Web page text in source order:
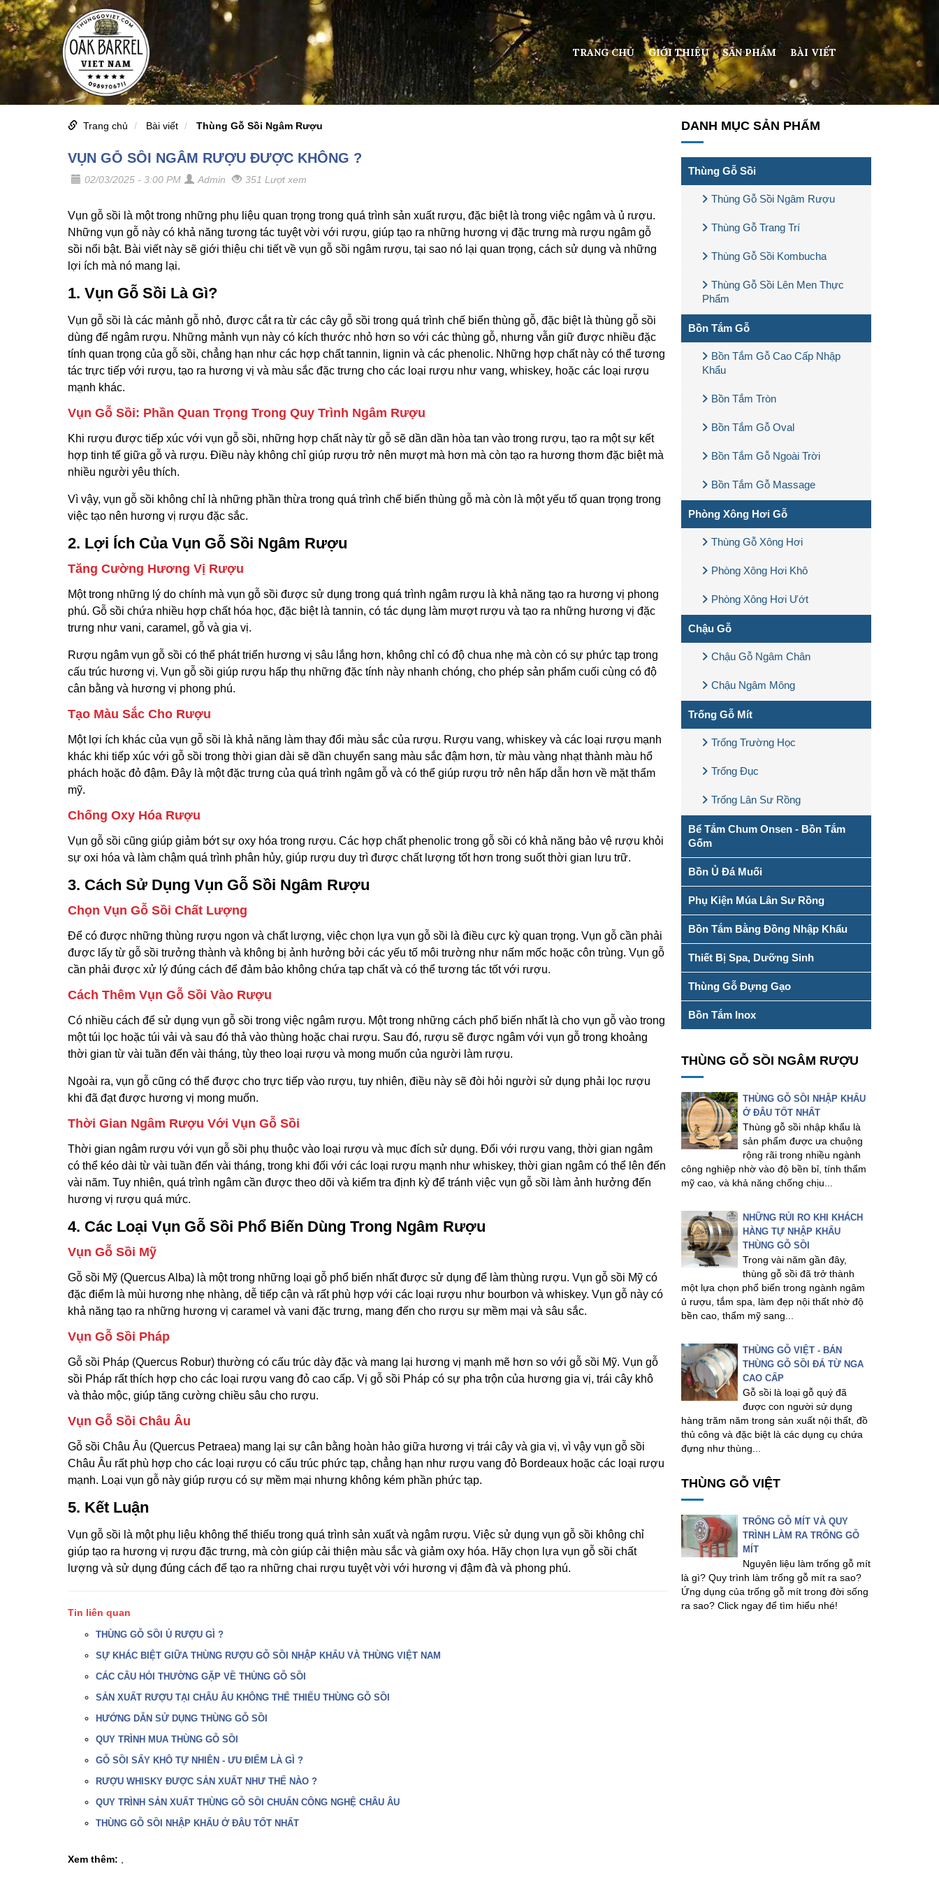
TRANG CHỦ GIỚI THIỆU SẢN PHẨM BÀI VIẾT
Trang chủ Bài viết Thùng Gỗ Sồi Ngâm Rượu
VỤN GỖ SỒI NGÂM RƯỢU ĐƯỢC KHÔNG ?
02/03/2025 - 3:00 PM Admin 351 Lượt xem
Vụn gỗ sồi là một trong những phụ liệu quan trọng trong quá trình sản xuất rượu, đặc biệt là trong việc ngâm và ủ rượu.
Những vụn gỗ này có khả năng tương tác tuyệt vời với rượu, giúp tạo ra những hương vị đặc trưng mà rượu ngâm gỗ
sồi nổi bật. Bài viết này sẽ giới thiệu chi tiết về vụn gỗ sồi ngâm rượu, tại sao nó lại quan trọng, cách sử dụng và những
lợi ích mà nó mang lại.
1. Vụn Gỗ Sồi Là Gì?
Vụn gỗ sồi là các mảnh gỗ nhỏ, được cắt ra từ các cây gỗ sồi trong quá trình chế biến thùng gỗ, đặc biệt là thùng gỗ sồi
dùng để ngâm rượu. Những mảnh vụn này có kích thước nhỏ hơn so với các thùng gỗ, nhưng vẫn giữ được nhiều đặc
tính quan trọng của gỗ sồi, chẳng hạn như các hợp chất tannin, lignin và các phenolic. Những hợp chất này có thể tương
tác trực tiếp với rượu, tạo ra hương vị và màu sắc đặc trưng cho các loại rượu như vang, whiskey, hoặc các loại rượu
mạnh khác.
Vụn Gỗ Sồi: Phần Quan Trọng Trong Quy Trình Ngâm Rượu
Khi rượu được tiếp xúc với vụn gỗ sồi, những hợp chất này từ gỗ sẽ dần dần hòa tan vào trong rượu, tạo ra một sự kết
hợp tinh tế giữa gỗ và rượu. Điều này không chỉ giúp rượu trở nên mượt mà hơn mà còn tạo ra hương thơm đặc biệt mà
nhiều người yêu thích.
Vì vậy, vụn gỗ sồi không chỉ là những phần thừa trong quá trình chế biến thùng gỗ mà còn là một yếu tố quan trọng trong
việc tạo nên hương vị rượu đặc sắc.
2. Lợi Ích Của Vụn Gỗ Sồi Ngâm Rượu
Tăng Cường Hương Vị Rượu
Một trong những lý do chính mà vụn gỗ sồi được sử dụng trong quá trình ngâm rượu là khả năng tạo ra hương vị phong
phú. Gỗ sồi chứa nhiều hợp chất hóa học, đặc biệt là tannin, có tác dụng làm mượt rượu và tạo ra những hương vị đặc
trưng như vani, caramel, gỗ và gia vị.
Rượu ngâm vụn gỗ sồi có thể phát triển hương vị sâu lắng hơn, không chỉ có độ chua nhẹ mà còn có sự phức tạp trong
cấu trúc hương vị. Vụn gỗ sồi giúp rượu hấp thụ những đặc tính này nhanh chóng, cho phép sản phẩm cuối cùng có độ
cân bằng và hương vị phong phú.
Tạo Màu Sắc Cho Rượu
Một lợi ích khác của vụn gỗ sồi là khả năng làm thay đổi màu sắc của rượu. Rượu vang, whiskey và các loại rượu mạnh
khác khi tiếp xúc với gỗ sồi trong thời gian dài sẽ dần chuyển sang màu sắc đậm hơn, từ màu vàng nhạt thành màu hổ
phách hoặc đỏ đậm. Đây là một đặc trưng của quá trình ngâm gỗ và có thể giúp rượu trở nên hấp dẫn hơn về mặt thẩm
mỹ.
Chống Oxy Hóa Rượu
Vụn gỗ sồi cũng giúp giảm bớt sự oxy hóa trong rượu. Các hợp chất phenolic trong gỗ sồi có khả năng bảo vệ rượu khỏi
sự oxi hóa và làm chậm quá trình phân hủy, giúp rượu duy trì được chất lượng tốt hơn trong suốt thời gian lưu trữ.
3. Cách Sử Dụng Vụn Gỗ Sồi Ngâm Rượu
Chọn Vụn Gỗ Sồi Chất Lượng
Để có được những thùng rượu ngon và chất lượng, việc chọn lựa vụn gỗ sồi là điều cực kỳ quan trọng. Vụn gỗ cần phải
được lấy từ gỗ sồi trưởng thành và không bị ảnh hưởng bởi các yếu tố môi trường như nấm mốc hoặc côn trùng. Vụn gỗ
cần phải được xử lý đúng cách để đảm bảo không chứa tạp chất và có thể tương tác tốt với rượu.
Cách Thêm Vụn Gỗ Sồi Vào Rượu
Có nhiều cách để sử dụng vụn gỗ sồi trong việc ngâm rượu. Một trong những cách phổ biến nhất là cho vụn gỗ vào trong
một túi lọc hoặc túi vải và sau đó thả vào thùng hoặc chai rượu. Sau đó, rượu sẽ được ngâm với vụn gỗ trong khoảng
thời gian từ vài tuần đến vài tháng, tùy theo loại rượu và mong muốn của người làm rượu.
Ngoài ra, vụn gỗ cũng có thể được cho trực tiếp vào rượu, tuy nhiên, điều này sẽ đòi hỏi người sử dụng phải lọc rượu
khi đã đạt được hương vị mong muốn.
Thời Gian Ngâm Rượu Với Vụn Gỗ Sồi
Thời gian ngâm rượu với vụn gỗ sồi phụ thuộc vào loại rượu và mục đích sử dụng. Đối với rượu vang, thời gian ngâm
có thể kéo dài từ vài tuần đến vài tháng, trong khi đối với các loại rượu mạnh như whiskey, thời gian ngâm có thể lên đến
vài năm. Tuy nhiên, quá trình ngâm cần được theo dõi và kiểm tra định kỳ để tránh việc vụn gỗ sồi làm ảnh hưởng đến
hương vị rượu quá mức.
4. Các Loại Vụn Gỗ Sồi Phổ Biến Dùng Trong Ngâm Rượu
Vụn Gỗ Sồi Mỹ
Gỗ sồi Mỹ (Quercus Alba) là một trong những loại gỗ phổ biến nhất được sử dụng để làm thùng rượu. Vụn gỗ sồi Mỹ có
đặc điểm là mùi hương nhẹ nhàng, dễ tiếp cận và rất phù hợp với các loại rượu như bourbon và whiskey. Vụn gỗ này có
khả năng tạo ra những hương vị caramel và vani đặc trưng, mang đến cho rượu sự mềm mại và sâu sắc.
Vụn Gỗ Sồi Pháp
Gỗ sồi Pháp (Quercus Robur) thường có cấu trúc dày đặc và mang lại hương vị mạnh mẽ hơn so với gỗ sồi Mỹ. Vụn gỗ
sồi Pháp rất thích hợp cho các loại rượu vang đỏ cao cấp. Vị gỗ sồi Pháp có sự pha trộn của hương gia vị, trái cây khô
và thảo mộc, giúp tăng cường chiều sâu cho rượu.
Vụn Gỗ Sồi Châu Âu
Gỗ sồi Châu Âu (Quercus Petraea) mang lại sự cân bằng hoàn hảo giữa hương vị trái cây và gia vị, vì vậy vụn gỗ sồi
Châu Âu rất phù hợp cho các loại rượu có cấu trúc phức tạp, chẳng hạn như rượu vang đỏ Bordeaux hoặc các loại rượu
mạnh. Loại vụn gỗ này giúp rượu có sự mềm mại nhưng không kém phần phức tạp.
5. Kết Luận
Vụn gỗ sồi là một phụ liệu không thể thiếu trong quá trình sản xuất và ngâm rượu. Việc sử dụng vụn gỗ sồi không chỉ
giúp tạo ra hương vị rượu đặc trưng, mà còn giúp cải thiện màu sắc và giảm oxy hóa. Hãy chọn lựa vụn gỗ sồi chất
lượng và sử dụng đúng cách để tạo ra những chai rượu tuyệt vời với hương vị đậm đà và phong phú.
Tin liên quan
THÙNG GỖ SỒI Ủ RƯỢU GÌ ?
SỰ KHÁC BIỆT GIỮA THÙNG RƯỢU GỖ SỒI NHẬP KHẨU VÀ THÙNG VIỆT NAM
CÁC CÂU HỎI THƯỜNG GẶP VỀ THÙNG GỖ SỒI
SẢN XUẤT RƯỢU TẠI CHÂU ÂU KHÔNG THỂ THIẾU THÙNG GỖ SỒI
HƯỚNG DẪN SỬ DỤNG THÙNG GỖ SỒI
QUY TRÌNH MUA THÙNG GỖ SỒI
GỖ SỒI SẤY KHÔ TỰ NHIÊN - ƯU ĐIỂM LÀ GÌ ?
RƯỢU WHISKY ĐƯỢC SẢN XUẤT NHƯ THẾ NÀO ?
QUY TRÌNH SẢN XUẤT THÙNG GỖ SỒI CHUẨN CÔNG NGHỆ CHÂU ÂU
THÙNG GỖ SỒI NHẬP KHẨU Ở ĐÂU TỐT NHẤT
Xem thêm:
DANH MỤC SẢN PHẨM
Thùng Gỗ Sồi
Thùng Gỗ Sồi Ngâm Rượu
Thùng Gỗ Trang Trí
Thùng Gỗ Sồi Kombucha
Thùng Gỗ Sồi Lên Men Thực
Phẩm
Bồn Tắm Gỗ
Bồn Tắm Gỗ Cao Cấp Nhập
Khẩu
Bồn Tắm Tròn
Bồn Tắm Gỗ Oval
Bồn Tắm Gỗ Ngoài Trời
Bồn Tắm Gỗ Massage
Phòng Xông Hơi Gỗ
Thùng Gỗ Xông Hơi
Phòng Xông Hơi Khô
Phòng Xông Hơi Ướt
Chậu Gỗ
Chậu Gỗ Ngâm Chân
Chậu Ngâm Mông
Trống Gỗ Mít
Trống Trường Học
Trống Đục
Trống Lân Sư Rồng
Bể Tắm Chum Onsen - Bồn Tắm
Gốm
Bồn Ủ Đá Muối
Phụ Kiện Múa Lân Sư Rồng
Bồn Tắm Bằng Đồng Nhập Khẩu
Thiết Bị Spa, Dưỡng Sinh
Thùng Gỗ Đựng Gạo
Bồn Tắm Inox
THÙNG GỖ SỒI NGÂM RƯỢU
THÙNG GỖ SỒI NHẬP KHẨU
Ở ĐÂU TỐT NHẤT
Thùng gỗ sồi nhập khẩu là
sản phẩm được ưa chuộng
rộng rãi trong nhiều ngành
công nghiệp nhờ vào độ bền bỉ, tính thẩm
mỹ cao, và khả năng chống chịu...
NHỮNG RỦI RO KHI KHÁCH
HÀNG TỰ NHẬP KHẨU
THÙNG GỖ SỒI
Trong vài năm gần đây,
thùng gỗ sồi đã trở thành
một lựa chọn phổ biến trong ngành ngâm
ủ rượu, tắm spa, làm đẹp nội thất nhờ độ
bền cao, thẩm mỹ sang...
THÙNG GỖ VIỆT - BÁN
THÙNG GỖ SỒI ĐÁ TỪ NGA
CAO CẤP
Gỗ sồi là loại gỗ quý đã
được con người sử dụng
hàng trăm năm trong sản xuất nội thất, đồ
thủ công và đặc biệt là các dụng cụ chứa
đựng như thùng...
THÙNG GỖ VIỆT
TRỐNG GỖ MÍT VÀ QUY
TRÌNH LÀM RA TRỐNG GỖ
MÍT
Nguyên liệu làm trống gỗ mít
là gì? Quy trình làm trống gỗ mít ra sao?
Ứng dụng của trống gỗ mít trong đời sống
ra sao? Click ngay để tìm hiểu nhé!